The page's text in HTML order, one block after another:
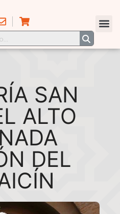
SAN
ALTO
DEL